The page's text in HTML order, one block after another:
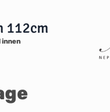
112cm
innen